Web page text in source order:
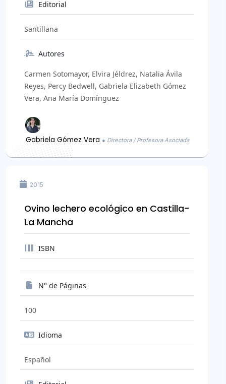
Editorial
Santillana
Autores
Carmen Sotomayor, Elvira Jéldrez, Natalia Ávila
Reyes, Percy Bedwell, Gabriela Elizabeth Gómez
Vera, Ana María Domínguez
Gabriela Gómez Vera ● Directora / Profesora Asociada
2015
Ovino lechero ecológico en Castilla-
La Mancha
ISBN
N° de Páginas
100
Idioma
Español